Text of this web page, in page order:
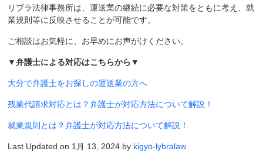
リブラ法律事務所は、運送業の継続に必要な対策をともに考え、就
業規則等に反映させることが可能です。
ご相談はお気軽に、お早めにお声がけください。
▼弁護士による対応はこちらから▼
大分で弁護士をお探しの運送業の方へ
残業代請求対応とは？弁護士が対応方法について解説！
就業規則とは？弁護士が対応方法について解説！
Last Updated on 1月 13, 2024 by kigyo-lybralaw